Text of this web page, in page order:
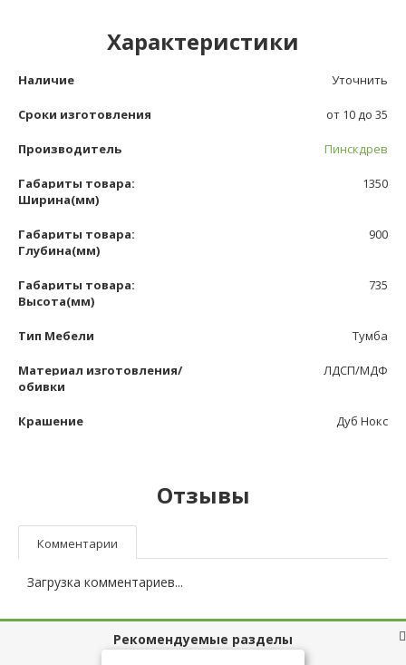
Характеристики
Наличие Уточнить
Сроки изготовления от 10 до 35
Производитель Пинскдрев
Габариты товара:
Ширина(мм)
1350
Габариты товара:
Глубина(мм)
900
Габариты товара:
Высота(мм)
735
Тип Мебели Тумба
Материал изготовления/
обивки
ЛДСП/МДФ
Крашение Дуб Нокс
Отзывы
Комментарии
Загрузка комментариев...
Рекомендуемые разделы